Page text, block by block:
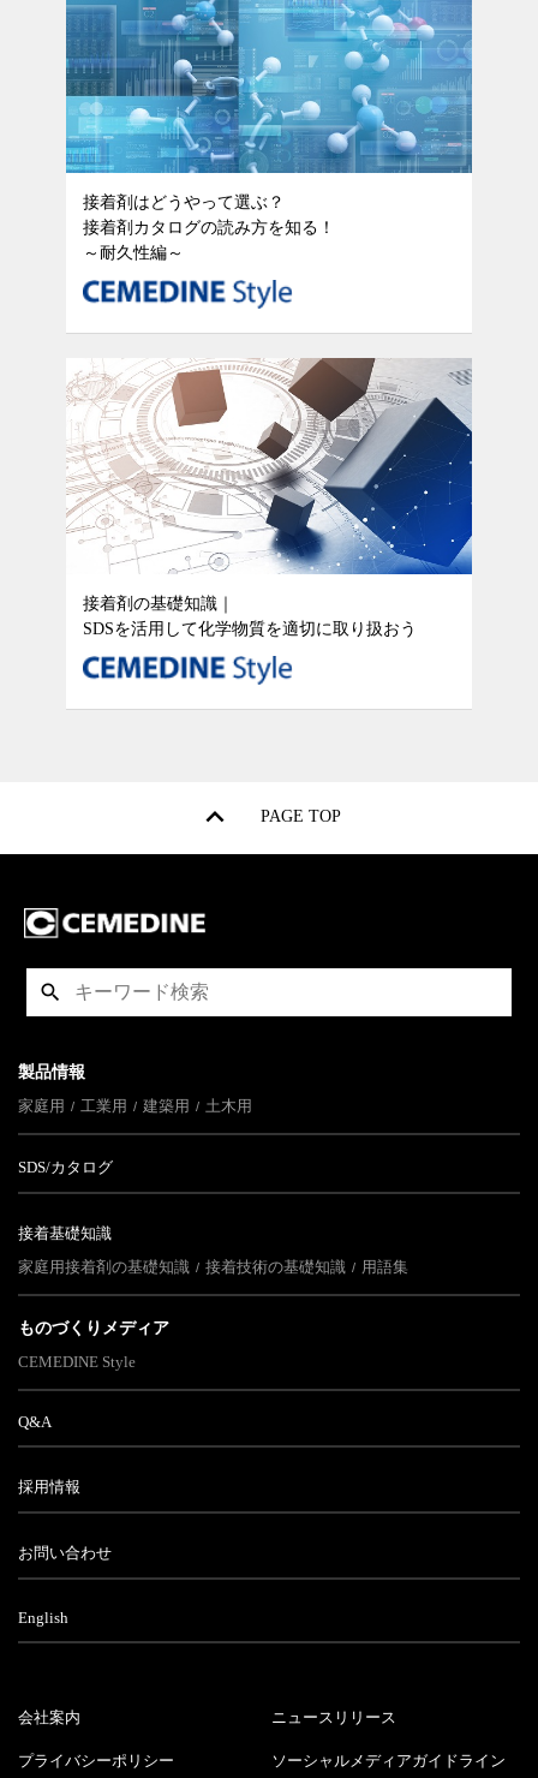
接着剤はどうやって選ぶ？
接着剤カタログの読み方を知る！
～耐久性編～
接着剤の基礎知識｜
SDSを活用して化学物質を適切に取り扱おう
PAGE TOP
製品情報
家庭用
工業用 建築用 土木用
SDS/カタログ
接着基礎知識
家庭用接着剤の基礎知識
接着技術の基礎知識 用語集
ものづくりメディア
CEMEDINE Style
Q&A
採用情報
お問い合わせ
English
会社案内 ニュースリリース
プライバシーポリシー ソーシャルメディアガイドライン